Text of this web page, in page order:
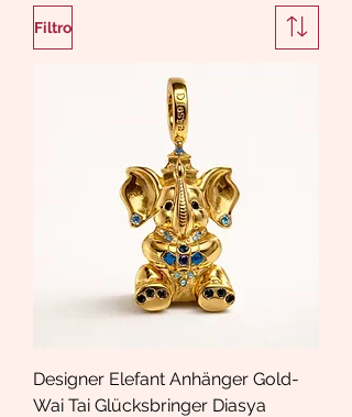
Filtro
Designer Elefant Anhänger Gold-
Wai Tai Glücksbringer Diasya